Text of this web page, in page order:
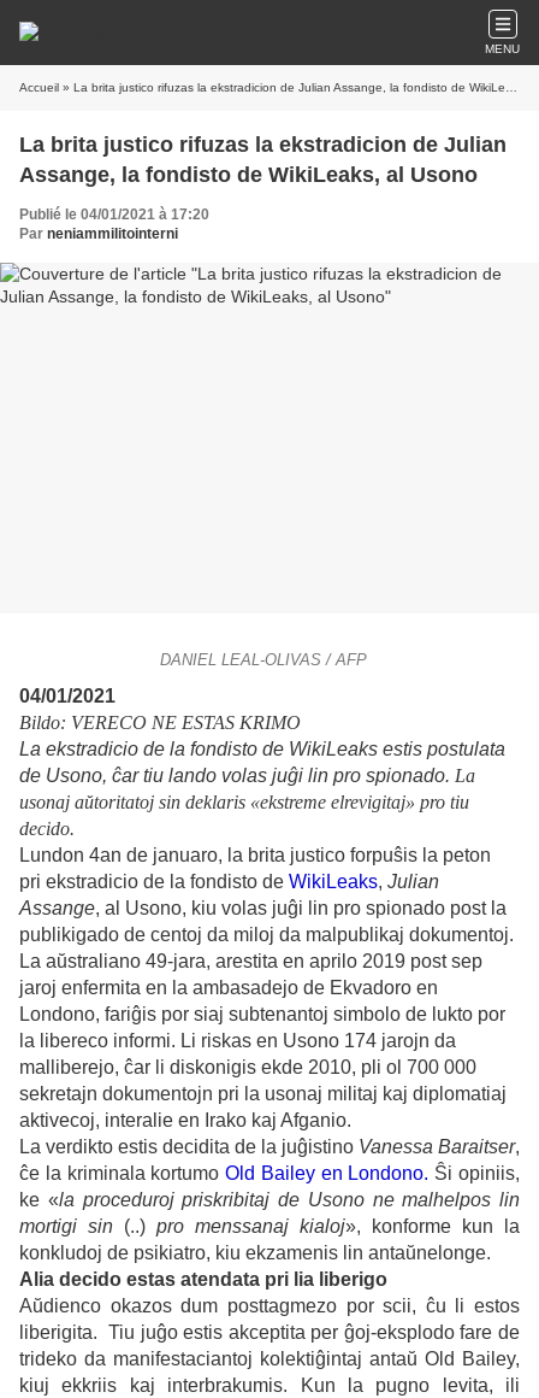
MENU
Accueil » La brita justico rifuzas la ekstradicion de Julian Assange, la fondisto de WikiLeaks, al Usono
La brita justico rifuzas la ekstradicion de Julian
Assange, la fondisto de WikiLeaks, al Usono
Publié le 04/01/2021 à 17:20
Par neniammilitointerni
DANIEL LEAL-OLIVAS / AFP
04/01/2021
Bildo: VERECO NE ESTAS KRIMO
La ekstradicio de la fondisto de WikiLeaks estis postulata
de Usono, ĉar tiu lando volas juĝi lin pro spionado. La
usonaj aŭtoritatoj sin deklaris «ekstreme elrevigitaj» pro tiu
decido.
Lundon 4an de januaro, la brita justico forpuŝis la peton
pri ekstradicio de la fondisto de WikiLeaks, Julian
Assange, al Usono, kiu volas juĝi lin pro spionado post la
publikigado de centoj da miloj da malpublikaj dokumentoj.
La aŭstraliano 49-jara, arestita en aprilo 2019 post sep
jaroj enfermita en la ambasadejo de Ekvadoro en
Londono, fariĝis por siaj subtenantoj simbolo de lukto por
la libereco informi. Li riskas en Usono 174 jarojn da
malliberejo, ĉar li diskonigis ekde 2010, pli ol 700 000
sekretajn dokumentojn pri la usonaj militaj kaj diplomatiaj
aktivecoj, interalie en Irako kaj Afganio.
La verdikto estis decidita de la juĝistino Vanessa Baraitser,
ĉe la kriminala kortumoOld Bailey en Londono. Ŝi opiniis,
ke «la proceduroj priskribitaj de Usono ne malhelpos lin
mortigi sin (..) pro menssanaj kialoj», konforme kun la
konkludoj de psikiatro, kiu ekzamenis lin antaŭnelonge.
Alia decido estas atendata pri lia liberigo
Aŭdienco okazos dum posttagmezo por scii, ĉu li estos
liberigita. Tiu juĝo estis akceptita per ĝoj-eksplodo fare de
trideko da manifestaciantoj kolektiĝintaj antaŭ Old Bailey,
kiuj ekkriis kaj interbrakumis.
Kun la pugno levita, ili